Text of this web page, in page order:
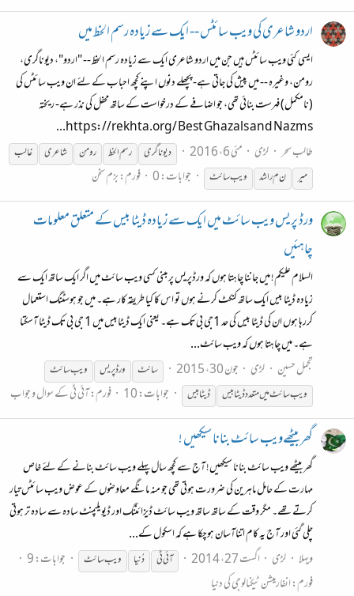
اردو شاعری کی ویب سائٹس -- ایک سے زیادہ رسم الخط میں
ایسی کئی ویب سائٹس ہیں جن میں اردو شاعری ایک سے زیادہ رسم الخط -- "اردو"، دیوناگری،
رومن، وغیرہ -- میں پیش کی جاتی ہے- پچھلے دنوں اپنے کچھ احباب کے لئے ان ویب سائٹس کی
(نامکمل) فہرست بنائی تھی، جو اضافے کے درخواست کے ساتھ محفل کی نذر ہے- ریختہ
https://rekhta.org/ Best Ghazals and Nazms...
طالب سحر لڑی مئی 6، 2016 دیوناگری رسم الخط رومن شاعری
غالب
میر
ن م راشد ویبسائٹ جوابات: 0 فورم:بزم سخن
ورڈ پریس ویب سائٹ میں ایک سے زیادہ ڈیٹا بیس کے متعلق معلومات
چاہئیں
السلام علیکم! میں جاننا چاہتا ہوں کہ ورڈپریس پر مبنی کسی ویب سائٹ میں اگر ایک ساتھ ایک سے
زیادہ ڈیٹا بیس ایک ساتھ کنکٹ کرنے ہوں تو اس کا کیا طریقہ کار ہے۔ میں جو ہوسٹنگ استعمال
کررہا ہوں ان کی ڈیٹا بیس کی حد 1جی بی تک ہے۔ یعنی ایک ڈیٹابیس میں 1 جی بی تک ڈیٹا آسکتا
ہے۔ میں چاہتا ہوں کہ ویب سائٹ...
تجمل حسین
لڑی جون 30، 2015 سائٹ ورڈ پریس ویبسائٹ
ویبسائٹمیں متعدد ڈیٹا بیس ڈیٹا بیس جوابات: 10 فورم:آئی ٹی کے سوال و جواب
گھر بیٹھےویب سائٹ بنانا سیکھیں !
گھر بیٹھے ویب سائٹ بنانا سیکھیں! آج سے کچھ سال پہلے ویب سائٹ بنانے کے لئے خاص
مہارت کے حامل ماہرین کی ضرورت ہوتی تھی جو منہ مانگے معاوضوں کے عوض ویب سائٹس تیار
کرتے تھے۔ مگر وقت کے ساتھ ساتھ ویب سائٹ ڈیزائننگ اور ڈیویلپمنٹ سادہ سے سادہ تر ہوتی
چلی گئی اور آج یہ کام اتناآسان ہوچکا ہے کہ اسکول کے...
ویہلا لڑی اگست 27، 2014 آئی ٹی دُنیا ویبسائٹ
جوابات: 9
فورم:انفارمیشن ٹیکنالوجی کی دنیا